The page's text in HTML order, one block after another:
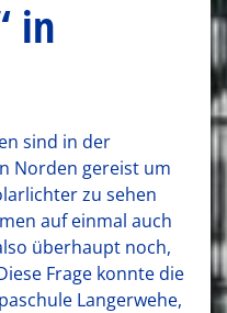
in
sind in der
Norden gereist um
zu sehen
auf einmal auch
überhaupt noch,
Frage konnte die
Langerwehe,